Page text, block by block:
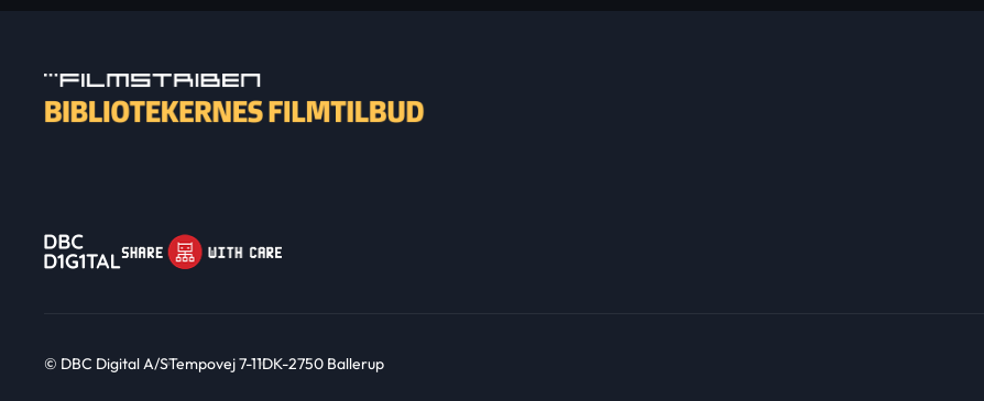
© DBC Digital A/STempovej 7-11DK-2750 Ballerup